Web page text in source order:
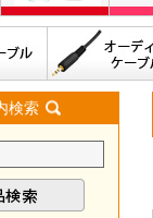
検索